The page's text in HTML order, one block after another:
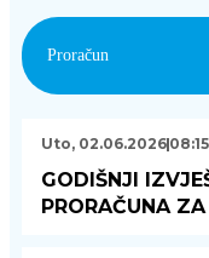
Proračun
GODIŠNJI
PRORAČUNA
Uto, 02.06.2026 08:15